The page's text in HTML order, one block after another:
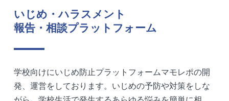
いじめ・ハラスメント
報告・相談プラットフォーム
学校向けにいじめ防止プラットフォームマモレポの開
発、運営をしております。いじめの予防や対策をしな